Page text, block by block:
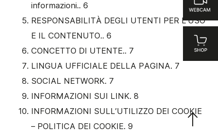
informazioni.. 6
RESPONSABILITÀ DEGLI UTENTI PER L’USO
E IL CONTENUTO.. 6
CONCETTO DI UTENTE.. 7
LINGUA UFFICIALE DELLA PAGINA. 7
SOCIAL NETWORK. 7
INFORMAZIONI SUI LINK. 8
INFORMAZIONI SULL’UTILIZZO DEI COOKIE
– POLITICA DEI COOKIE. 9